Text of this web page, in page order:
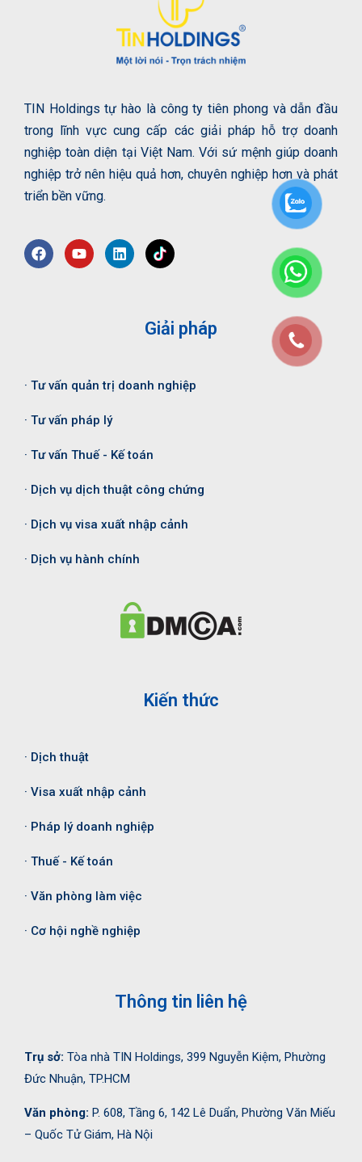
TIN Holdings tự hào là công ty tiên phong và dẫn đầu
trong lĩnh vực cung cấp các giải pháp hỗ trợ doanh
nghiệp toàn diện tại Việt Nam. Với sứ mệnh giúp doanh
nghiệp trở nên hiệu quả hơn, chuyên nghiệp hơn và phát
triển bền vững.
Giải pháp
· Tư vấn quản trị doanh nghiệp
· Tư vấn pháp lý
· Tư vấn Thuế - Kế toán
· Dịch vụ dịch thuật công chứng
· Dịch vụ visa xuất nhập cảnh
· Dịch vụ hành chính
Kiến thức
· Dịch thuật
· Visa xuất nhập cảnh
· Pháp lý doanh nghiệp
· Thuế - Kế toán
· Văn phòng làm việc
· Cơ hội nghề nghiệp
Thông tin liên hệ
Trụ sở: Tòa nhà TIN Holdings, 399 Nguyễn Kiệm, Phường
Đức Nhuận, TP.HCM
Văn phòng: P. 608, Tầng 6, 142 Lê Duẩn, Phường Văn Miếu
– Quốc Tử Giám, Hà Nội